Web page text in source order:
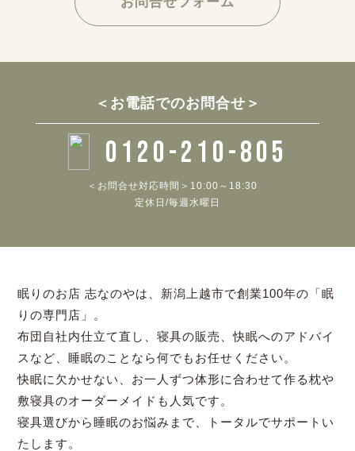
＜お電話でのお問合せ＞
0120-210-805
＜お問合せ対応時間＞10:00～18:30
定休日/毎週水曜日
眠りのお店 志なのやは、新潟上越市で創業100年の「眠
りの専門店」。
布団自社内仕立て直し、寝具の販売、快眠へのアドバイ
スなど、睡眠のことなら何でもお任せください。
快眠に欠かせない、お一人ずつ体形に合わせて作る枕や
敷寝具のオーダーメイドも人気です。
寝具選びから睡眠のお悩みまで、トータルでサポートい
たします。